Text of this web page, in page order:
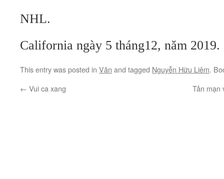
NHL.
California ngày 5 tháng12, năm 2019.
This entry was posted in Văn and tagged Nguyễn Hữu Liêm.
← Vui ca xang Tản mạn